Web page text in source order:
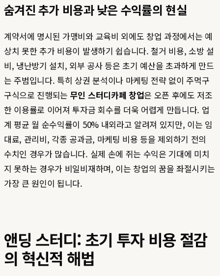
숨겨진 추가 비용과 낮은 수익률의 현실
계약서에 명시된 가맹비와 교육비 외에도 창업 과정에서는 예
상치 못한 추가 비용이 발생하기 쉽습니다. 철거 비용, 소방 설
비, 냉난방기 설치, 외부 공사 등은 초기 예산을 초과하게 만드
는 주범입니다. 특히 상권 분석이나 마케팅 전략 없이 주먹구
구식으로 진행되는 무인 스터디카페 창업은 오픈 후에도 저조
한 이용률로 이어져 투자금 회수를 더욱 어렵게 만듭니다. 업
계 평균 월 순수익률이 50% 내외라고 알려져 있지만, 이는 임
대료, 관리비, 각종 공과금, 마케팅 비용 등을 제외하기 전의
수치인 경우가 많습니다. 실제 손에 쥐는 수익은 기대에 미치
지 못하는 경우가 비일비재하며, 이는 창업의 꿈을 좌절시키는
가장 큰 원인이 됩니다.
앤딩 스터디: 초기 투자 비용 절감
의 혁신적 해법